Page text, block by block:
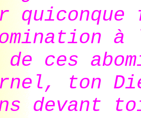
de ces
ton
devant